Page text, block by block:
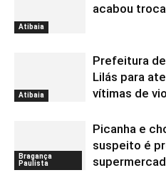
Atibaia
acabou
Atibaia
Prefeitura
Lilás para
vítimas de
Bragança
Paulista
Picanha e
suspeito é